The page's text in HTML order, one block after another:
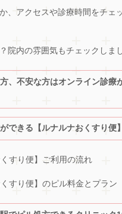
、アクセスや診療時間をチェ
院内の雰囲気もチェックしま
、不安な方はオンライン診療
できる【ルナルナおくすり便】
くすり便】ご利用の流れ
くすり便】のピル料金とプラン